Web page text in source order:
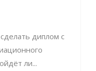
диплом с
ли...